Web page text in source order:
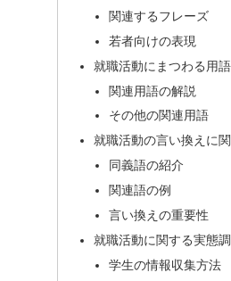
関連するフレーズ
若者向けの表現
就職活動にまつわる用語
関連用語の解説
その他の関連用語
就職活動の言い換えに
同義語の紹介
関連語の例
言い換えの重要性
就職活動に関する実態
学生の情報収集方法